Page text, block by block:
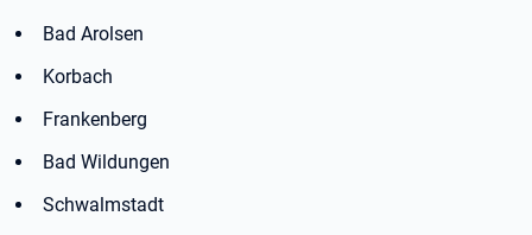
Bad Arolsen
Korbach
Frankenberg
Bad Wildungen
Schwalmstadt